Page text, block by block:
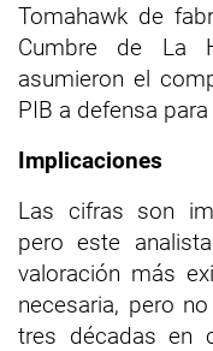
Tomahawk de
Cumbre de La
asumieron el
PIB a defensa
Implicaciones
Las cifras son
pero este
valoración más
necesaria, pero
tres décadas en